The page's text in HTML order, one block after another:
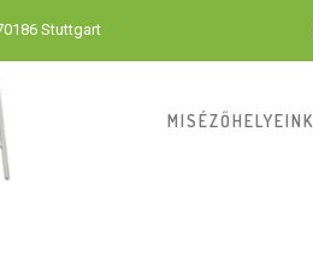
Stuttgart
MISÉZŐHELYEINK